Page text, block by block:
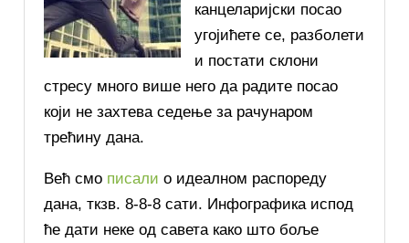
канцеларијски посао
угојићете се, разболети
и постати склони
стресу много више него да радите посао
који не захтева седење за рачунаром
трећину дана.
Већ смо писали о идеалном распореду
дана, ткзв. 8-8-8 сати. Инфографика испод
ће дати неке од савета како што боље